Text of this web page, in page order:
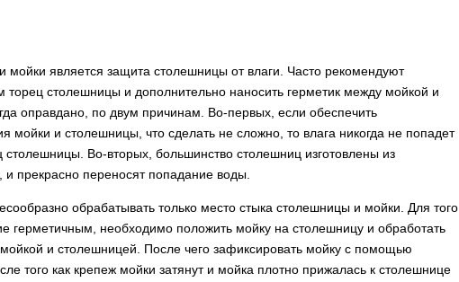
мойки является защита столешницы от влаги. Часто рекомендуют
торец столешницы и дополнительно наносить герметик между мойкой и
оправдано, по двум причинам. Во-первых, если обеспечить
мойки и столешницы, что сделать не сложно, то влага никогда не попадет
Во-вторых, большинство столешниц изготовлены из
прекрасно переносят попадание воды.
обрабатывать только место стыка столешницы и мойки. Для того
герметичным, необходимо положить мойку на столешницу и обработать
и столешницей. После чего зафиксировать мойку с помощью
того как крепеж мойки затянут и мойка плотно прижалась к столешнице